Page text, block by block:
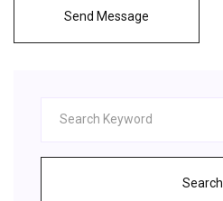
Send Message
Search